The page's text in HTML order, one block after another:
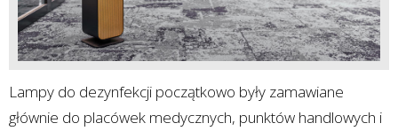
Lampy do dezynfekcji początkowo były zamawiane
głównie do placówek medycznych, punktów handlowych i